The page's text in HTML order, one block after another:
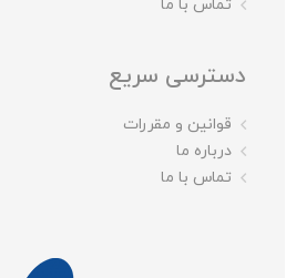
تماس با ما
دسترسی سریع
قوانین و مقررات
درباره ما
تماس با ما